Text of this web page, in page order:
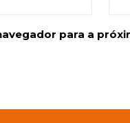
para a